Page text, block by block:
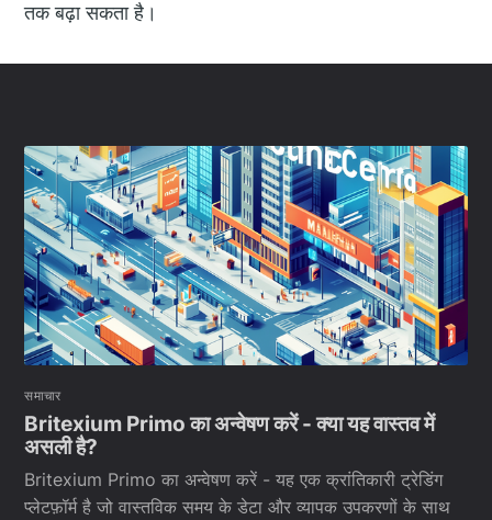
तक बढ़ा सकता है।
समाचार
Britexium Primo का अन्वेषण करें - क्या यह वास्तव में
असली है?
Britexium Primo का अन्वेषण करें - यह एक क्रांतिकारी ट्रेडिंग
प्लेटफ़ॉर्म है जो वास्तविक समय के डेटा और व्यापक उपकरणों के साथ